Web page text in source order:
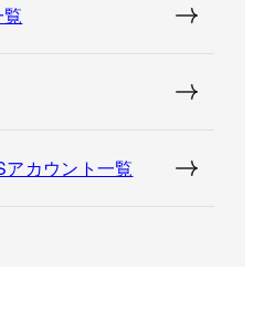
カウント一覧